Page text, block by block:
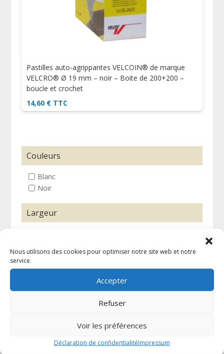
Nous utilisons des cookies pour optimiser notre site web et notre
service.
Accepter
Refuser
Voir les préférences
Déclaration de confidentialitéImpressum
Pastilles auto-agrippantes VELCOIN® de marque
VELCRO® Ø 19 mm – noir – Boite de 200+200 –
boucle et crochet
14,60 € TTC
Couleurs
Blanc
Noir
Largeur
Adhésif
Qui sommes-nous ?